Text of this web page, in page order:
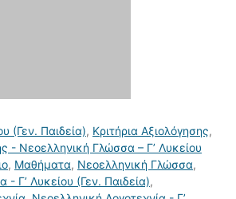
(Γεν. Παιδεία), Κριτήρια Αξιολόγησης,
- Νεοελληνική Γλώσσα – Γ’ Λυκείου
, Μαθήματα, Νεοελληνική Γλώσσα,
Γ’ Λυκείου (Γεν. Παιδεία),